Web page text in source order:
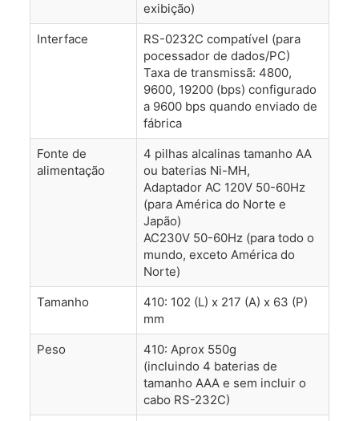
exibição)
Interface
RS-0232C compatível (para
pocessador de dados/PC)
Taxa de transmissã: 4800,
9600, 19200 (bps) configurado
a 9600 bps quando enviado de
fábrica
Fonte de
alimentação
4 pilhas alcalinas tamanho AA
ou baterias Ni-MH,
Adaptador AC 120V 50-60Hz
(para América do Norte e
Japão)
AC230V 50-60Hz (para todo o
mundo, exceto América do
Norte)
Tamanho
410: 102 (L) x 217 (A) x 63 (P)
mm
Peso
410: Aprox 550g
(incluindo 4 baterias de
tamanho AAA e sem incluir o
cabo RS-232C)